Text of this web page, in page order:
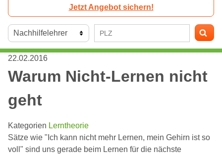
Jetzt Angebot sichern!
22.02.2016
Warum Nicht-Lernen nicht
geht
Kategorien Lerntheorie
Sätze wie "Ich kann nicht mehr Lernen, mein Gehirn ist so
voll" sind uns gerade beim Lernen für die nächste